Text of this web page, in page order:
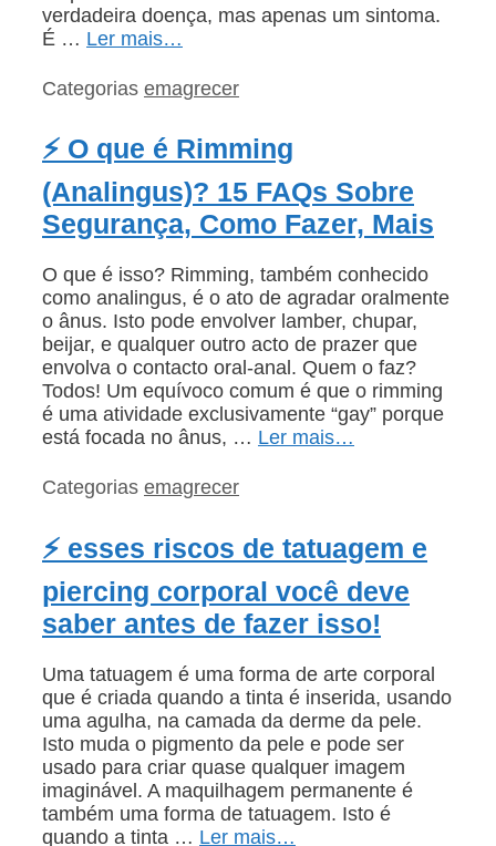
verdadeira doença, mas apenas um sintoma.
É … Ler mais…
Categorias emagrecer
⚡ O que é Rimming
(Analingus)? 15 FAQs Sobre
Segurança, Como Fazer, Mais
O que é isso? Rimming, também conhecido
como analingus, é o ato de agradar oralmente
o ânus. Isto pode envolver lamber, chupar,
beijar, e qualquer outro acto de prazer que
envolva o contacto oral-anal. Quem o faz?
Todos! Um equívoco comum é que o rimming
é uma atividade exclusivamente “gay” porque
está focada no ânus, … Ler mais…
Categorias emagrecer
⚡ esses riscos de tatuagem e
piercing corporal você deve
saber antes de fazer isso!
Uma tatuagem é uma forma de arte corporal
que é criada quando a tinta é inserida, usando
uma agulha, na camada da derme da pele.
Isto muda o pigmento da pele e pode ser
usado para criar quase qualquer imagem
imaginável. A maquilhagem permanente é
também uma forma de tatuagem. Isto é
quando a tinta … Ler mais…